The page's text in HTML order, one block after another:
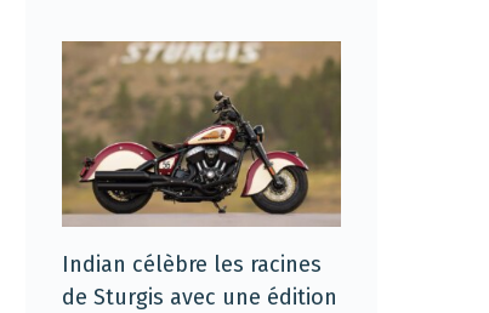
Indian célèbre les racines
de Sturgis avec une édition